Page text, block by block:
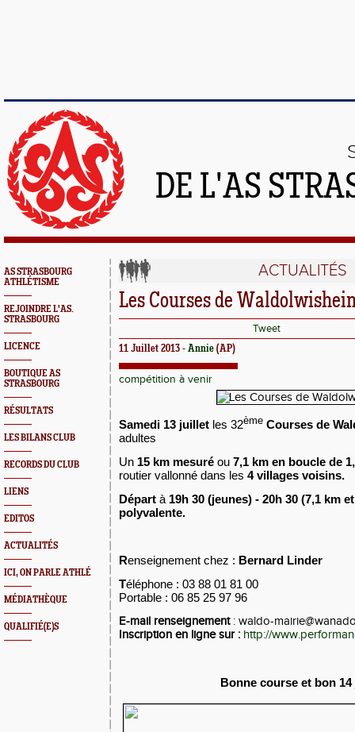
DE L'AS
AS STRASBOURG
ATHLÉTISME
REJOINDRE L'AS.
STRASBOURG
LICENCE
BOUTIQUE AS
STRASBOURG
RÉSULTATS
LES BILANS CLUB
RECORDS DU CLUB
LIENS
EDITOS
ACTUALITÉS
ICI, ON PARLE ATHLÉ
MÉDIATHÈQUE
QUALIFIÉ(E)S
ACTUALITÉS
Les Courses de
Tweet
11 Juillet 2013 - Annie (AP)
compétition à venir
Samedi 13 juillet les 32ème Courses de
adultes
Un 15 km mesuré ou 7,1 km en boucle de
routier vallonné dans les 4 villages voisins.
Départ à 19h 30 (jeunes) - 20h 30 (7,1 km
polyvalente.
Renseignement chez : Bernard Linder
Téléphone : 03 88 01 81 00
Portable : 06 85 25 97 96
E-mail renseignement : waldo-
Inscription en ligne sur : http://
Bonne course et bon